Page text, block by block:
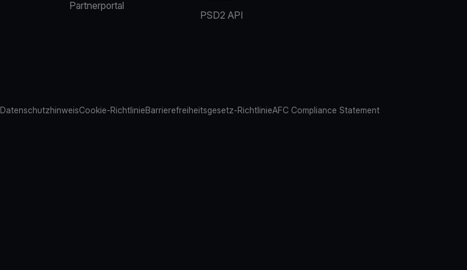
Partnerportal
PSD2 API
DatenschutzhinweisCookie-RichtlinieBarrierefreiheitsgesetz-RichtlinieAFC Compliance Statement